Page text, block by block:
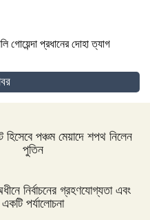
গোয়েন্দা প্রধানের দোহা ত্যাগ
৮ দিনব্যাপী রথযাত্রা উদযাপিত
সাবেক বোলিং কোচ ল্যাঙ্গাভেল্ট
হিসেবে পঞ্চম মেয়াদে শপথ নিলেন
পুতিন
নির্বাচনের গ্রহণযোগ্যতা এবং
একটি পর্যালোচনা